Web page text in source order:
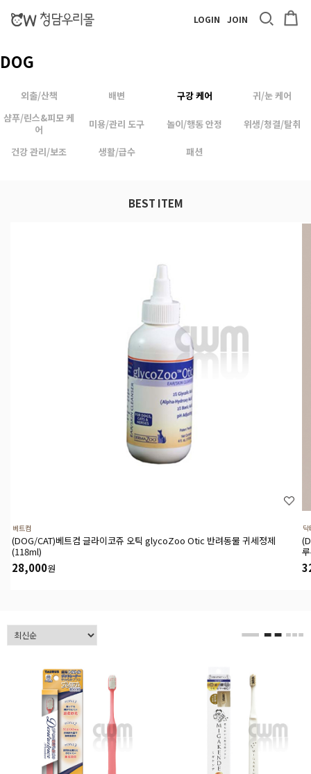
LOGIN JOIN
DOG
외출/산책 배변 구강 케어
귀/눈 케어
샴푸/린스&피모 케
어
미용/관리 도구 놀이/행동 안정 위생/청결/탈취
건강 관리/보조 생활/급수 패션
BEST ITEM
베트컴
(DOG/CAT)베트컴 글라이코쥬 오틱 glycoZoo Otic 반려동물 귀세정제
(118ml)
28,000원
닥